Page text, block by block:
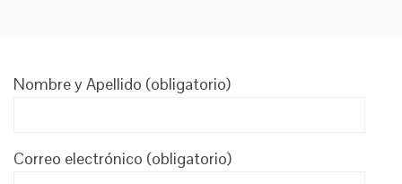
Nombre y Apellido (obligatorio)
Correo electrónico (obligatorio)